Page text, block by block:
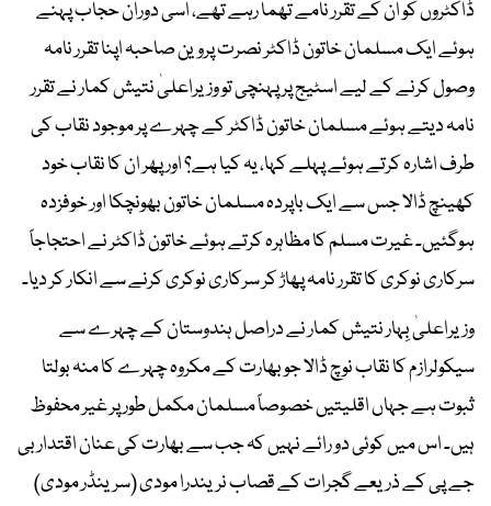
ڈاکٹروں کو ان کے تقرر نامے تھما رہے تھے، اسی دوران حجاب پہنے
ہوئے ایک مسلمان خاتون ڈاکٹر نصرت پروین صاحبہ اپنا تقرر نامہ
وصول کرنے کے لیے اسٹیج پر پہنچی تو وزیراعلیٰ نتیش کمار نے تقرر
نامہ دیتے ہوئے مسلمان خاتون ڈاکٹر کے چہرے پر موجود نقاب کی
طرف اشارہ کرتے ہوئے پہلے کہا، یہ کیا ہے؟ اور پھر ان کا نقاب خود
کھینچ ڈالا جس سے ایک باپردہ مسلمان خاتون بھونچکا اور خوفزدہ
ہوگئیں۔ غیرت مسلم کا مظاہرہ کرتے ہوئے خاتون ڈاکٹر نے احتجاجاً
سرکاری نوکری کا تقرر نامہ پھاڑ کر سرکاری نوکری کرنے سے انکار کر دیا۔
وزیراعلیٰ بِہار نتیش کمار نے دراصل ہندوستان کے چہرے سے
سیکولرازم کا نقاب نوچ ڈالا جو بھارت کے مکروہ چہرے کا منہ بولتا
ثبوت ہے جہاں اقلیتیں خصوصاً مسلمان مکمل طور پر غیر محفوظ
ہیں۔ اس میں کوئی دو رائے نہیں کہ جب سے بھارت کی عنان اقتدار بی
جے پی کے ذریعے گجرات کے قصاب نریندرا مودی (سرینڈر مودی)